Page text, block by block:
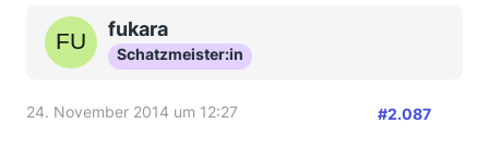
fukara
Schatzmeister:in
24. November 2014 um 12:27 #2.087